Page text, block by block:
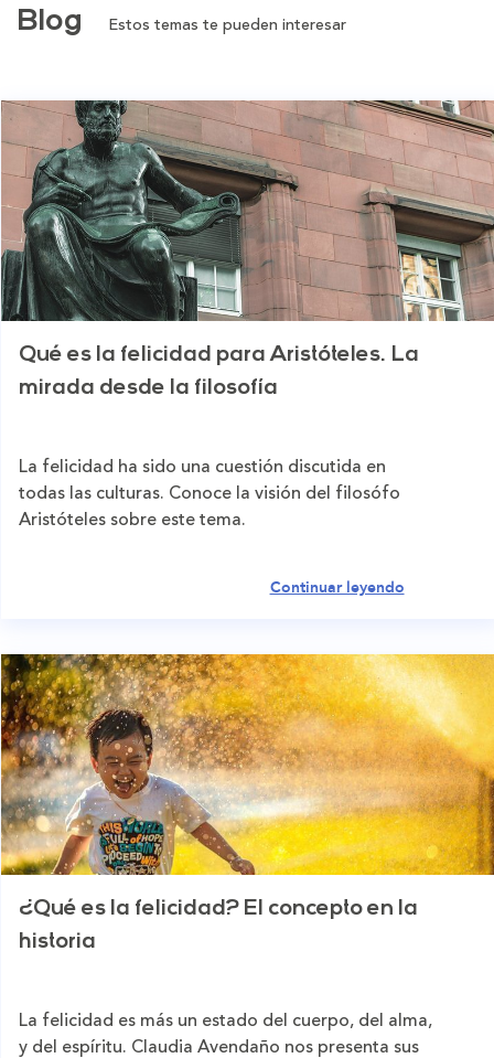
Blog Estos temas te pueden interesar
Qué es la felicidad para Aristóteles. La
mirada desde la filosofía
La felicidad ha sido una cuestión discutida en
todas las culturas. Conoce la visión del filosófo
Aristóteles sobre este tema.
Continuar leyendo
¿Qué es la felicidad? El concepto en la
historia
La felicidad es más un estado del cuerpo, del alma,
y del espíritu. Claudia Avendaño nos presenta sus